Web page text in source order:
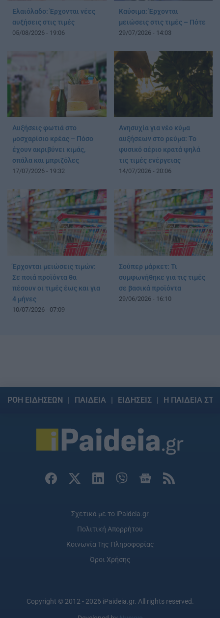
Ελαιόλαδο: Έρχονται νέες
αυξήσεις στις τιμές
05/08/2026 - 19:06
Καύσιμα: Έρχονται
μειώσεις στις τιμές – Πότε
29/07/2026 - 14:03
Αυξήσεις φωτιά στο
μοσχαρίσιο κρέας – Πόσο
έχουν ακριβύνει κιμάς,
σπάλα και μπριζόλες
17/07/2026 - 19:32
Ανησυχία για νέο κύμα
αυξήσεων στο ρεύμα: Το
φυσικό αέριο κρατά ψηλά
τις τιμές ενέργειας
14/07/2026 - 20:06
Έρχονται μειώσεις τιμών:
Σε ποιά προϊόντα θα
πέσουν οι τιμές έως και για
4 μήνες
10/07/2026 - 07:09
Σούπερ μάρκετ: Τι
συμφωνήθηκε για τις τιμές
σε βασικά προϊόντα
29/06/2026 - 16:10
ΡΟΗ ΕΙΔΗΣΕΩΝ ΠΑΙΔΕΙΑ ΕΙΔΗΣΕΙΣ Η ΠΑΙΔΕΙΑ
Σχετικά με το iPaideia.gr
Πολιτική Απορρήτου
Κοινωνία Της Πληροφορίας
Όροι Χρήσης
Copyright © 2012 - 2026 iPaideia.gr. All rights reserved.